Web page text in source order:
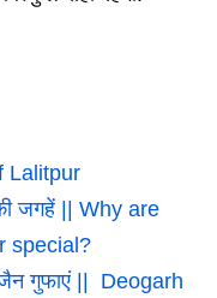
Lalitpur
जगहें || Why are
special?
गुफाएं || Deogarh